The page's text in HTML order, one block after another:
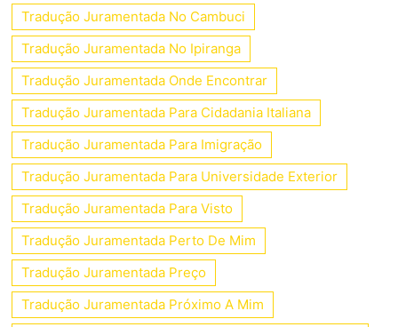
Tradução Juramentada No Cambuci
Tradução Juramentada No Ipiranga
Tradução Juramentada Onde Encontrar
Tradução Juramentada Para Cidadania Italiana
Tradução Juramentada Para Imigração
Tradução Juramentada Para Universidade Exterior
Tradução Juramentada Para Visto
Tradução Juramentada Perto De Mim
Tradução Juramentada Preço
Tradução Juramentada Próximo A Mim